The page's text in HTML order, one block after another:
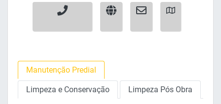
Manutenção Predial
Limpeza e Conservação Limpeza Pós Obra